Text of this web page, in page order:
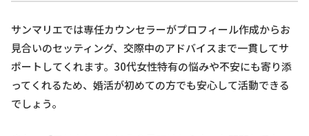
サンマリエでは専任カウンセラーがプロフィール作成からお
見合いのセッティング、交際中のアドバイスまで一貫してサ
ポートしてくれます。30代女性特有の悩みや不安にも寄り添
ってくれるため、婚活が初めての方でも安心して活動できる
でしょう。